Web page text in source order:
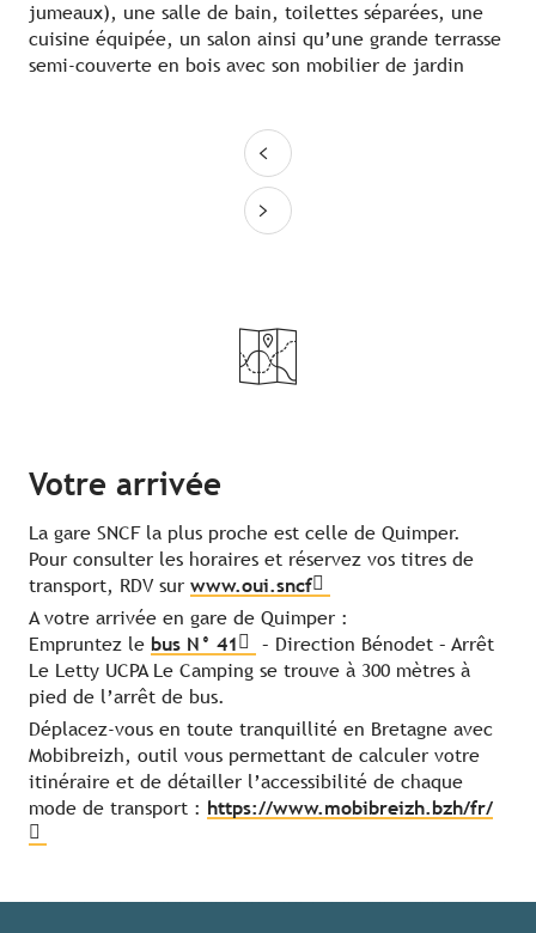
jumeaux), une salle de bain, toilettes séparées, une
cuisine équipée, un salon ainsi qu’une grande terrasse
semi-couverte en bois avec son mobilier de jardin
Votre arrivée
La gare SNCF la plus proche est celle de Quimper.
Pour consulter les horaires et réservez vos titres de
transport, RDV sur www.oui.sncf
A votre arrivée en gare de Quimper :
Empruntez le bus N° 41
– Direction Bénodet – Arrêt
Le Letty UCPA Le Camping se trouve à 300 mètres à
pied de l’arrêt de bus.
Déplacez-vous en toute tranquillité en Bretagne avec
Mobibreizh, outil vous permettant de calculer votre
itinéraire et de détailler l’accessibilité de chaque
mode de transport : https://www.mobibreizh.bzh/fr/